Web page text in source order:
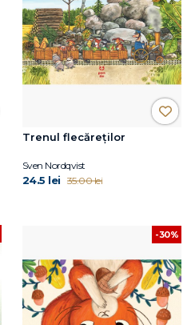
Trenul flecăreților
Sven Nordqvist
24.5 lei 35.00 lei
-30%